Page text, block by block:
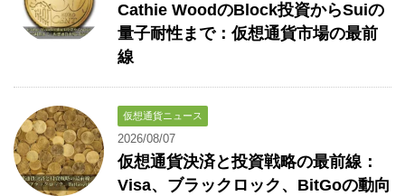
Cathie WoodのBlock投資からSuiの
量子耐性まで：仮想通貨市場の最前
線
仮想通貨ニュース
2026/08/07
仮想通貨決済と投資戦略の最前線：
Visa、ブラックロック、BitGoの動向